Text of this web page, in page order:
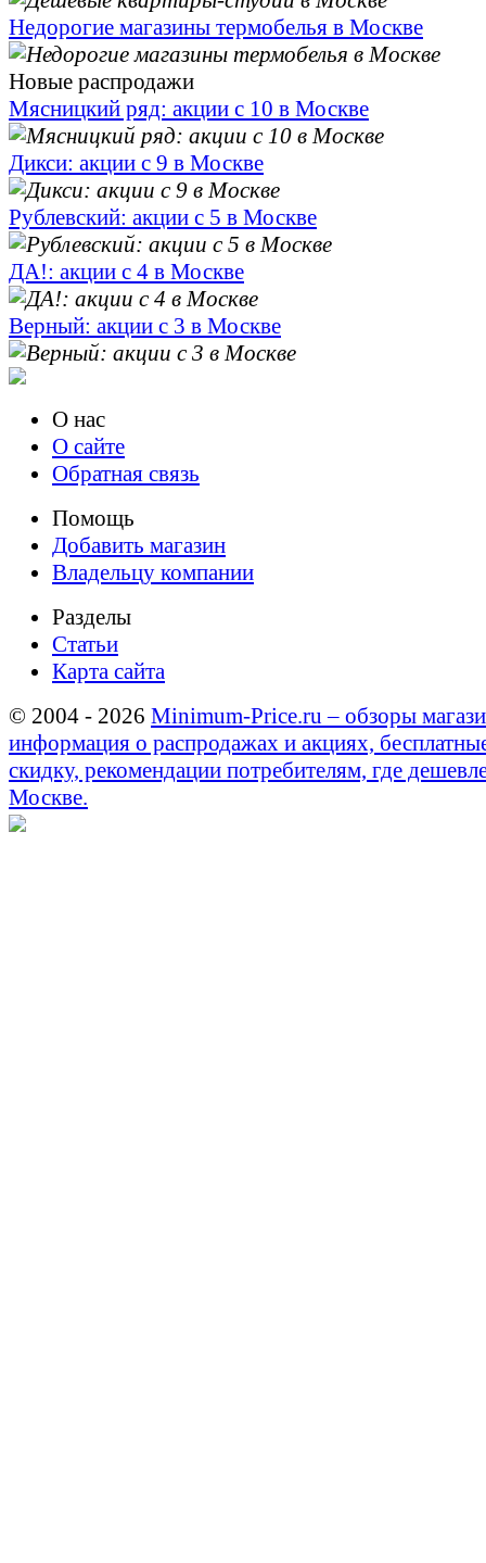
Недорогие магазины термобелья в Москве
Новые распродажи
Мясницкий ряд: акции с 10 в Москве
Дикси: акции с 9 в Москве
Рублевский: акции с 5 в Москве
ДА!: акции с 4 в Москве
Верный: акции с 3 в Москве
О нас
О сайте
Обратная связь
Помощь
Добавить магазин
Владельцу компании
Разделы
Статьи
Карта сайта
© 2004 - 2026 Minimum-Price.ru – обзоры
информация о распродажах и акциях,
скидку, рекомендации потребителям, где
Москве.